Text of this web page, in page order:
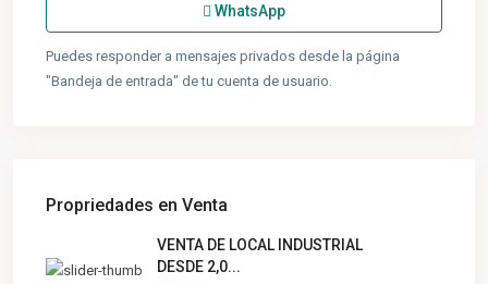
WhatsApp
Puedes responder a mensajes privados desde la página
"Bandeja de entrada" de tu cuenta de usuario.
Propriedades en Venta
VENTA DE LOCAL INDUSTRIAL
DESDE 2,0...